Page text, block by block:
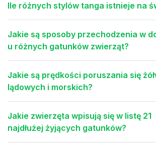
Ile różnych stylów tanga istnieje na
Jakie są sposoby przechodzenia w
u różnych gatunków zwierząt?
Jakie są prędkości poruszania się
lądowych i morskich?
Jakie zwierzęta wpisują się w listę 21
najdłużej żyjących gatunków?